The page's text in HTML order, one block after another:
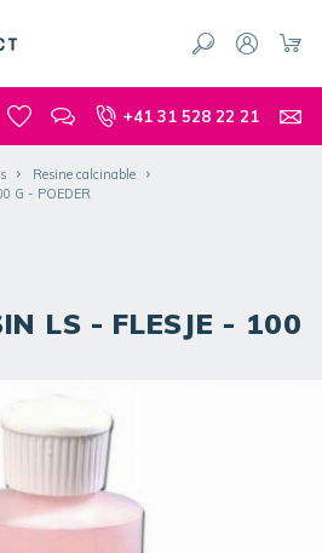
+41 31 528 22 21
Resine calcinable
G - POEDER
LS - FLESJE - 100